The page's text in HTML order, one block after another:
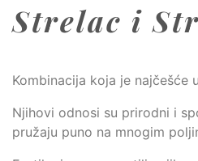
Strelac i
Kombinacija koja je najčešće
Njihovi odnosi su prirodni i
pružaju puno na mnogim